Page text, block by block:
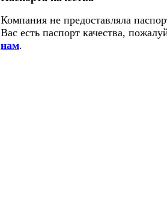
Компания не предоставляла
Вас есть паспорт качества,
нам.